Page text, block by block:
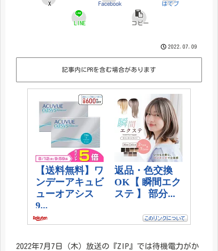
X Facebook はてブ
LINE コピー
2022.07.09
記事内にPRを含む場合があります
2022年7月7日（木）放送の『ZIP』では待機電力がか